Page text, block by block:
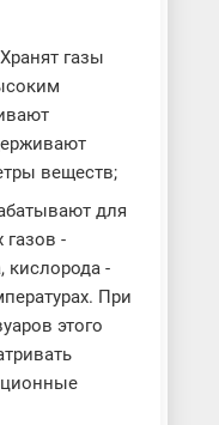
газы
веществ;
для
-
кислорода -
При
этого